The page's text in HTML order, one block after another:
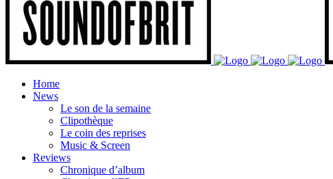
Home
News
Le son de la semaine
Clipothèque
Le coin des reprises
Music & Screen
Reviews
Chronique d’album